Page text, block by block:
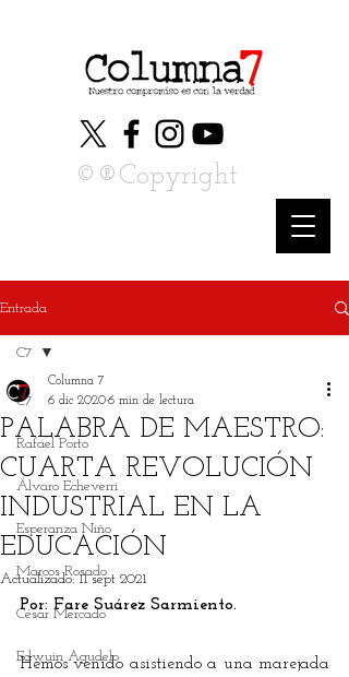
©®Copyright
Entrada
C7
Rafael Porto
Álvaro Echeverri
Esperanza Niño
Marcos Rosado
César Mercado
Edwuin Agudelo
C7
PALABRA DE MAESTRO:
CUARTA REVOLUCIÓN
INDUSTRIAL EN LA
EDUCACIÓN
Columna 7
6 dic 20206 min de lectura
Actualizado:11 sept 2021
Por: Fare Suárez Sarmiento.
Hemos venido asistiendo a una marejada